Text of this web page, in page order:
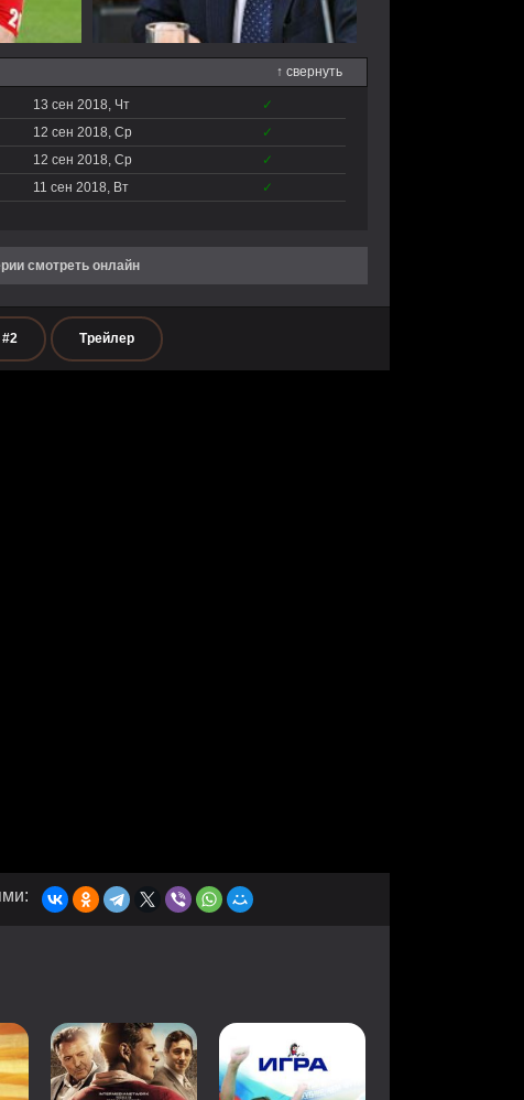
↑ свернуть
13 сен 2018, Чт
✓
12 сен 2018, Ср
✓
12 сен 2018, Ср
✓
11 сен 2018, Вт
✓
смотреть онлайн
Трейлер